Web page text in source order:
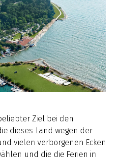
Ziel bei den
dieses Land wegen der
vielen verborgenen Ecken
und die die Ferien in